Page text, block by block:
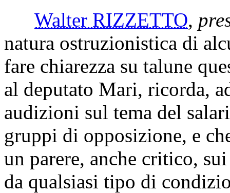
Walter RIZZETTO,
natura ostruzionistica di
fare chiarezza su talune
al deputato Mari, ricorda,
audizioni sul tema del
gruppi di opposizione, e
un parere, anche critico,
da qualsiasi tipo di